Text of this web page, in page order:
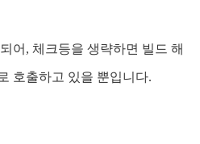
어, 체크등을 생략하면 빌드 해
호출하고 있을 뿐입니다.